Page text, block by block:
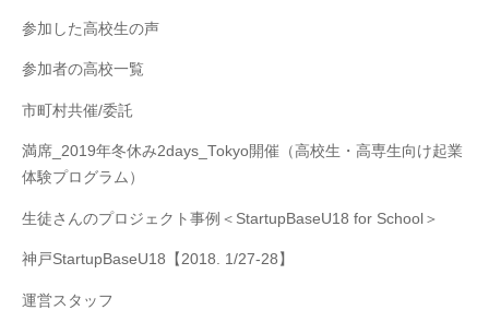
参加した高校生の声
参加者の高校一覧
市町村共催/委託
満席_2019年冬休み2days_Tokyo開催（高校生・高専生向け起業
体験プログラム）
生徒さんのプロジェクト事例＜StartupBaseU18 for School＞
神戸StartupBaseU18【2018. 1/27-28】
運営スタッフ